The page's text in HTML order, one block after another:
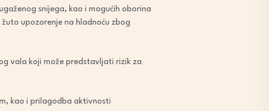
snijega, kao i mogućih oborina
upozorenje na hladnoću zbog
vala koji može predstavljati rizik za
kao i prilagodba aktivnosti